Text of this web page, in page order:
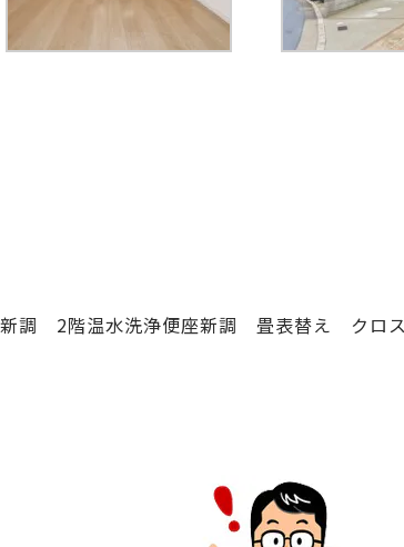
調 2階温水洗浄便座新調 畳表替え クロ